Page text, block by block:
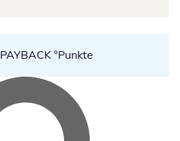
PAYBACK °Punkte